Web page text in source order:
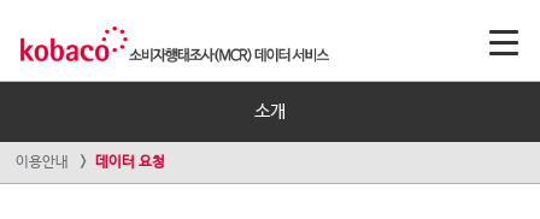
소개
이용안내 데이터 요청